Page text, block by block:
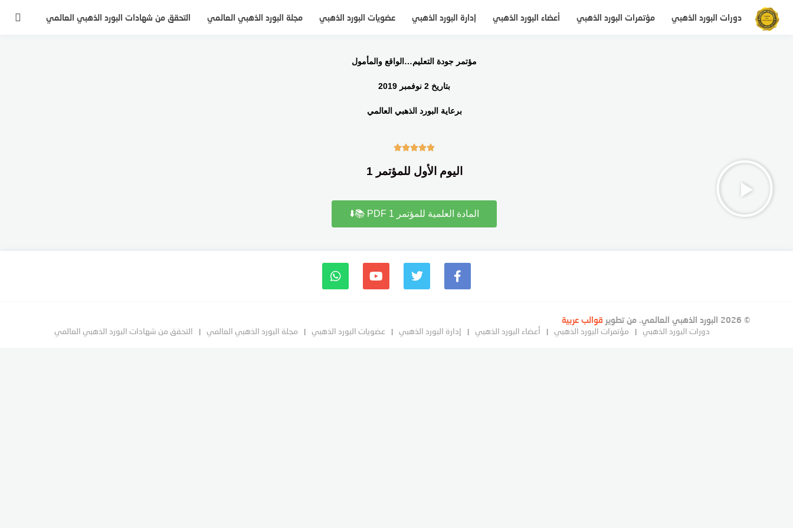
دورات البورد الذهبي مؤتمرات البورد الذهبي أعضاء البورد الذهبي إدارة البورد الذهبي عضويات البورد الذهبي مجلة البورد الذهبي العالمي التحقق من شهادات البورد الذهبي العالمي
مؤتمر جودة التعليم…الواقع والمأمول
بتاريخ 2 نوفمبر 2019
برعاية البورد الذهبي العالمي





اليوم الأول للمؤتمر 1
المادة العلمية للمؤتمر 1 PDF 📚⬇️
© 2026 البورد الذهبي العالمي. من تطوير
قوالب عربية
دورات البورد الذهبي
مؤتمرات البورد الذهبي أعضاء البورد الذهبي إدارة البورد الذهبي عضويات البورد الذهبي مجلة البورد الذهبي العالمي التحقق من شهادات البورد الذهبي العالمي